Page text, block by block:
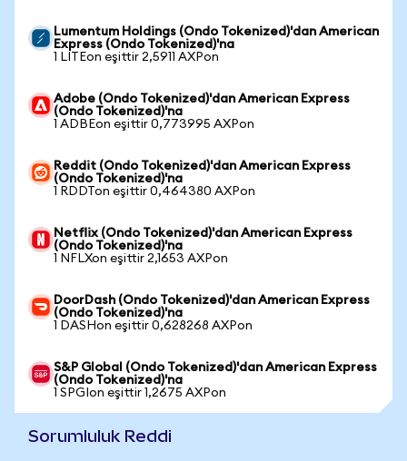
Lumentum Holdings (Ondo Tokenized)'dan American
Express (Ondo Tokenized)'na
1 LITEon eşittir 2,5911 AXPon
Adobe (Ondo Tokenized)'dan American Express
(Ondo Tokenized)'na
1 ADBEon eşittir 0,773995 AXPon
Reddit (Ondo Tokenized)'dan American Express
(Ondo Tokenized)'na
1 RDDTon eşittir 0,464380 AXPon
Netflix (Ondo Tokenized)'dan American Express
(Ondo Tokenized)'na
1 NFLXon eşittir 2,1653 AXPon
DoorDash (Ondo Tokenized)'dan American Express
(Ondo Tokenized)'na
1 DASHon eşittir 0,628268 AXPon
S&P Global (Ondo Tokenized)'dan American Express
(Ondo Tokenized)'na
1 SPGIon eşittir 1,2675 AXPon
Sorumluluk Reddi